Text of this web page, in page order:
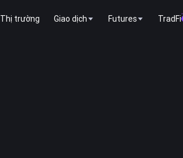
Thị trường Giao dịch Futures TradFi